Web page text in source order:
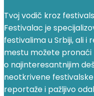
Tvoj vodič kroz
Festivalac je
festivalima u Srbiji, ali i
mestu možete pronaći
o najinteresantnijim
neotkrivene
reportaže i pažljivo